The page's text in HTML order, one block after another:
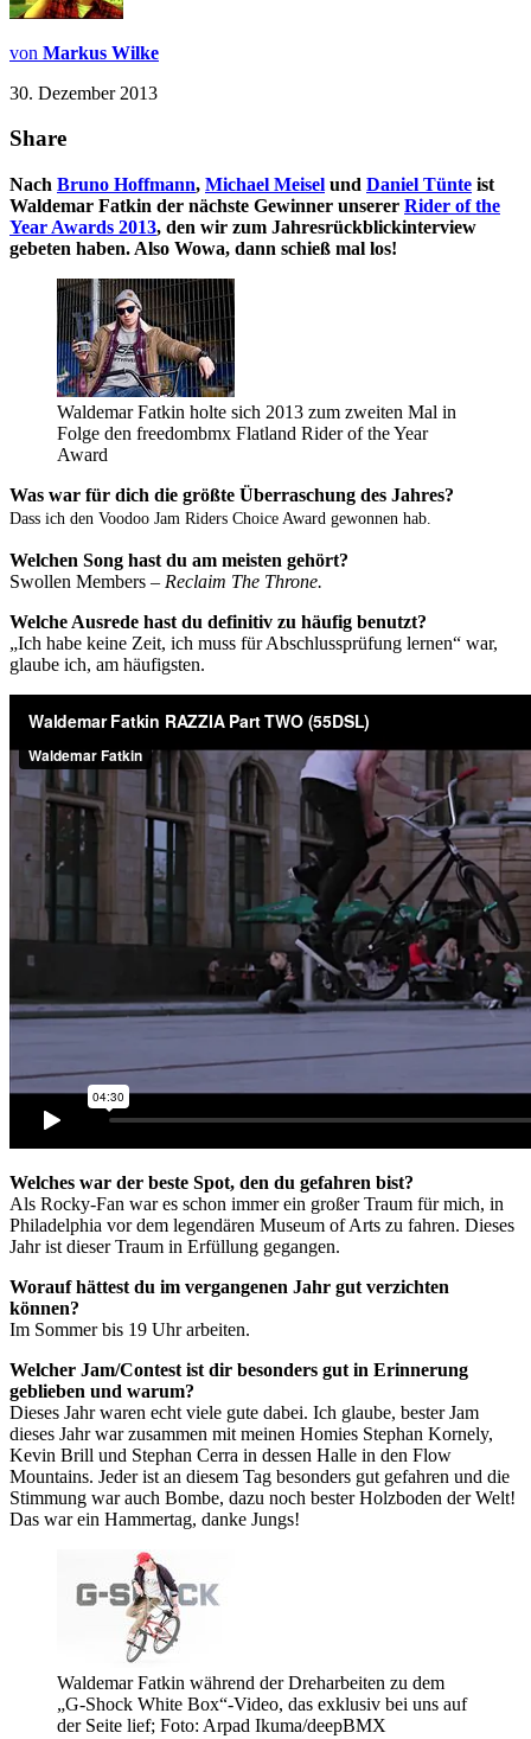
von Markus Wilke
30. Dezember 2013
Share
Nach Bruno Hoffmann, Michael Meisel und Daniel Tünte ist
Waldemar Fatkin der nächste Gewinner unserer Rider of the
Year Awards 2013, den wir zum Jahresrückblickinterview
gebeten haben. Also Wowa, dann schieß mal los!
Waldemar Fatkin holte sich 2013 zum zweiten Mal in
Folge den freedombmx Flatland Rider of the Year
Award
Was war für dich die größte Überraschung des Jahres?
Dass ich den Voodoo Jam Riders Choice Award gewonnen hab.
Welchen Song hast du am meisten gehört?
Swollen Members – Reclaim The Throne.
Welche Ausrede hast du definitiv zu häufig benutzt?
„Ich habe keine Zeit, ich muss für Abschlussprüfung lernen“ war,
glaube ich, am häufigsten.
Welches war der beste Spot, den du gefahren bist?
Als Rocky-Fan war es schon immer ein großer Traum für mich, in
Philadelphia vor dem legendären Museum of Arts zu fahren. Dieses
Jahr ist dieser Traum in Erfüllung gegangen.
Worauf hättest du im vergangenen Jahr gut verzichten
können?
Im Sommer bis 19 Uhr arbeiten.
Welcher Jam/Contest ist dir besonders gut in Erinnerung
geblieben und warum?
Dieses Jahr waren echt viele gute dabei. Ich glaube, bester Jam
dieses Jahr war zusammen mit meinen Homies Stephan Kornely,
Kevin Brill und Stephan Cerra in dessen Halle in den Flow
Mountains. Jeder ist an diesem Tag besonders gut gefahren und die
Stimmung war auch Bombe, dazu noch bester Holzboden der Welt!
Das war ein Hammertag, danke Jungs!
Waldemar Fatkin während der Dreharbeiten zu dem
„G-Shock White Box“-Video, das exklusiv bei uns auf
der Seite lief; Foto: Arpad Ikuma/deepBMX